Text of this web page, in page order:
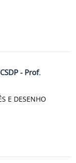
- Prof.
E DESENHO